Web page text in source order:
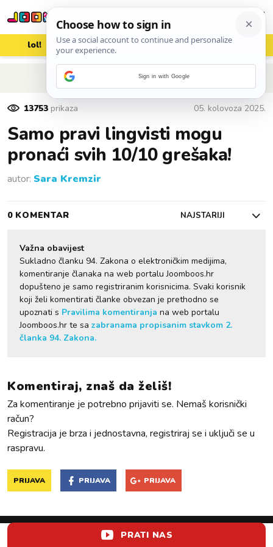
lol! aww vrh! woot?!
POVRATAK NA ČLANAK
13753 prikaza 05. kolovoza 2025.
Samo pravi lingvisti mogu
pronaći svih 10/10 grešaka!
autor: Sara Kremzir
0 KOMENTAR NAJSTARIJI
Važna obavijest
Sukladno članku 94. Zakona o elektroničkim medijima,
komentiranje članaka na web portalu Joomboos.hr
dopušteno je samo registriranim korisnicima. Svaki korisnik
koji želi komentirati članke obvezan je prethodno se
upoznati s Pravilima komentiranja na web portalu
Joomboos.hr te sa zabranama propisanim stavkom 2.
članka 94. Zakona.
Komentiraj, znaš da želiš!
Za komentiranje je potrebno prijaviti se. Nemaš korisnički
račun?
Registracija je brza i jednostavna, registriraj se i uključi se u
raspravu.
PRIJAVA PRIJAVA PRIJAVA
PRATI NAS
Sign in with Google